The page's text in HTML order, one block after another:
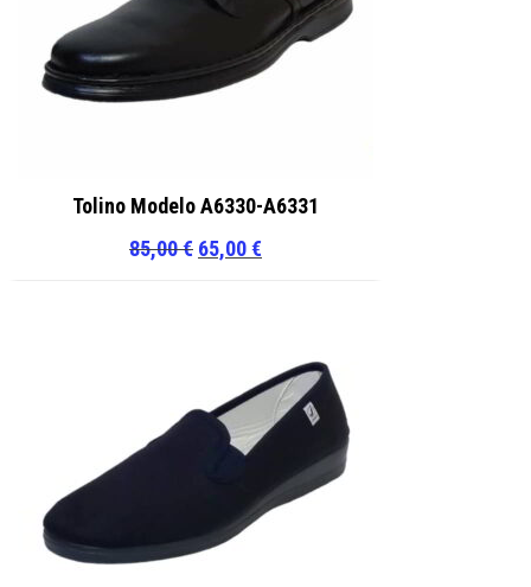
Tolino Modelo A6330-A6331
85,00€ El
85,00 €.
65,00€
65,00 €.